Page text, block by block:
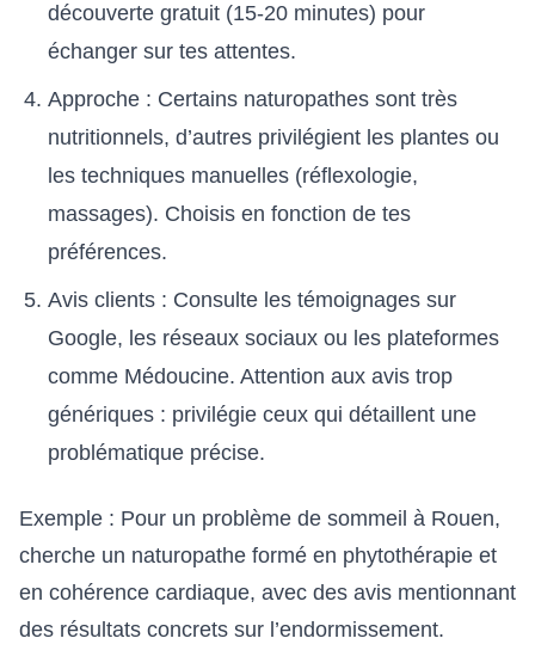
découverte gratuit (15-20 minutes) pour
échanger sur tes attentes.
Approche : Certains naturopathes sont très
nutritionnels, d’autres privilégient les plantes ou
les techniques manuelles (réflexologie,
massages). Choisis en fonction de tes
préférences.
Avis clients : Consulte les témoignages sur
Google, les réseaux sociaux ou les plateformes
comme Médoucine. Attention aux avis trop
génériques : privilégie ceux qui détaillent une
problématique précise.
Exemple : Pour un problème de sommeil à Rouen,
cherche un naturopathe formé en phytothérapie et
en cohérence cardiaque, avec des avis mentionnant
des résultats concrets sur l’endormissement.